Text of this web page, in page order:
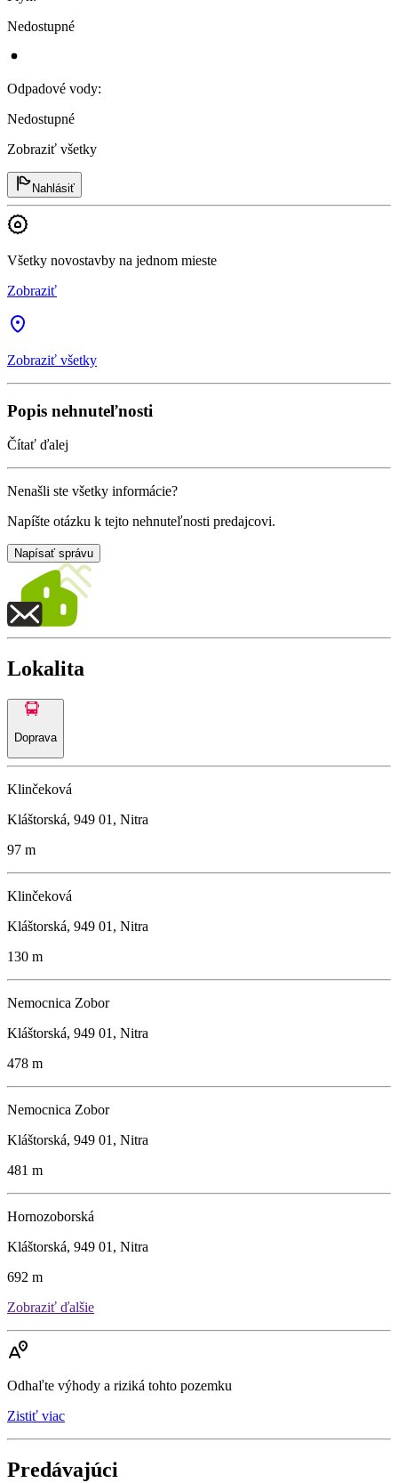
Nedostupné
Odpadové vody:
Nedostupné
Zobraziť všetky
Nahlásiť
Všetky novostavby na jednom mieste
Zobraziť
Zobraziť všetky
Popis nehnuteľnosti
Čítať ďalej
Nenašli ste všetky informácie?
Napíšte otázku k tejto nehnuteľnosti predajcovi.
Napísať správu
Lokalita
Doprava
Klinčeková
Kláštorská, 949 01, Nitra
97 m
Klinčeková
Kláštorská, 949 01, Nitra
130 m
Nemocnica Zobor
Kláštorská, 949 01, Nitra
478 m
Nemocnica Zobor
Kláštorská, 949 01, Nitra
481 m
Hornozoborská
Kláštorská, 949 01, Nitra
692 m
Zobraziť ďalšie
Odhaľte výhody a riziká tohto pozemku
Zistiť viac
Predávajúci